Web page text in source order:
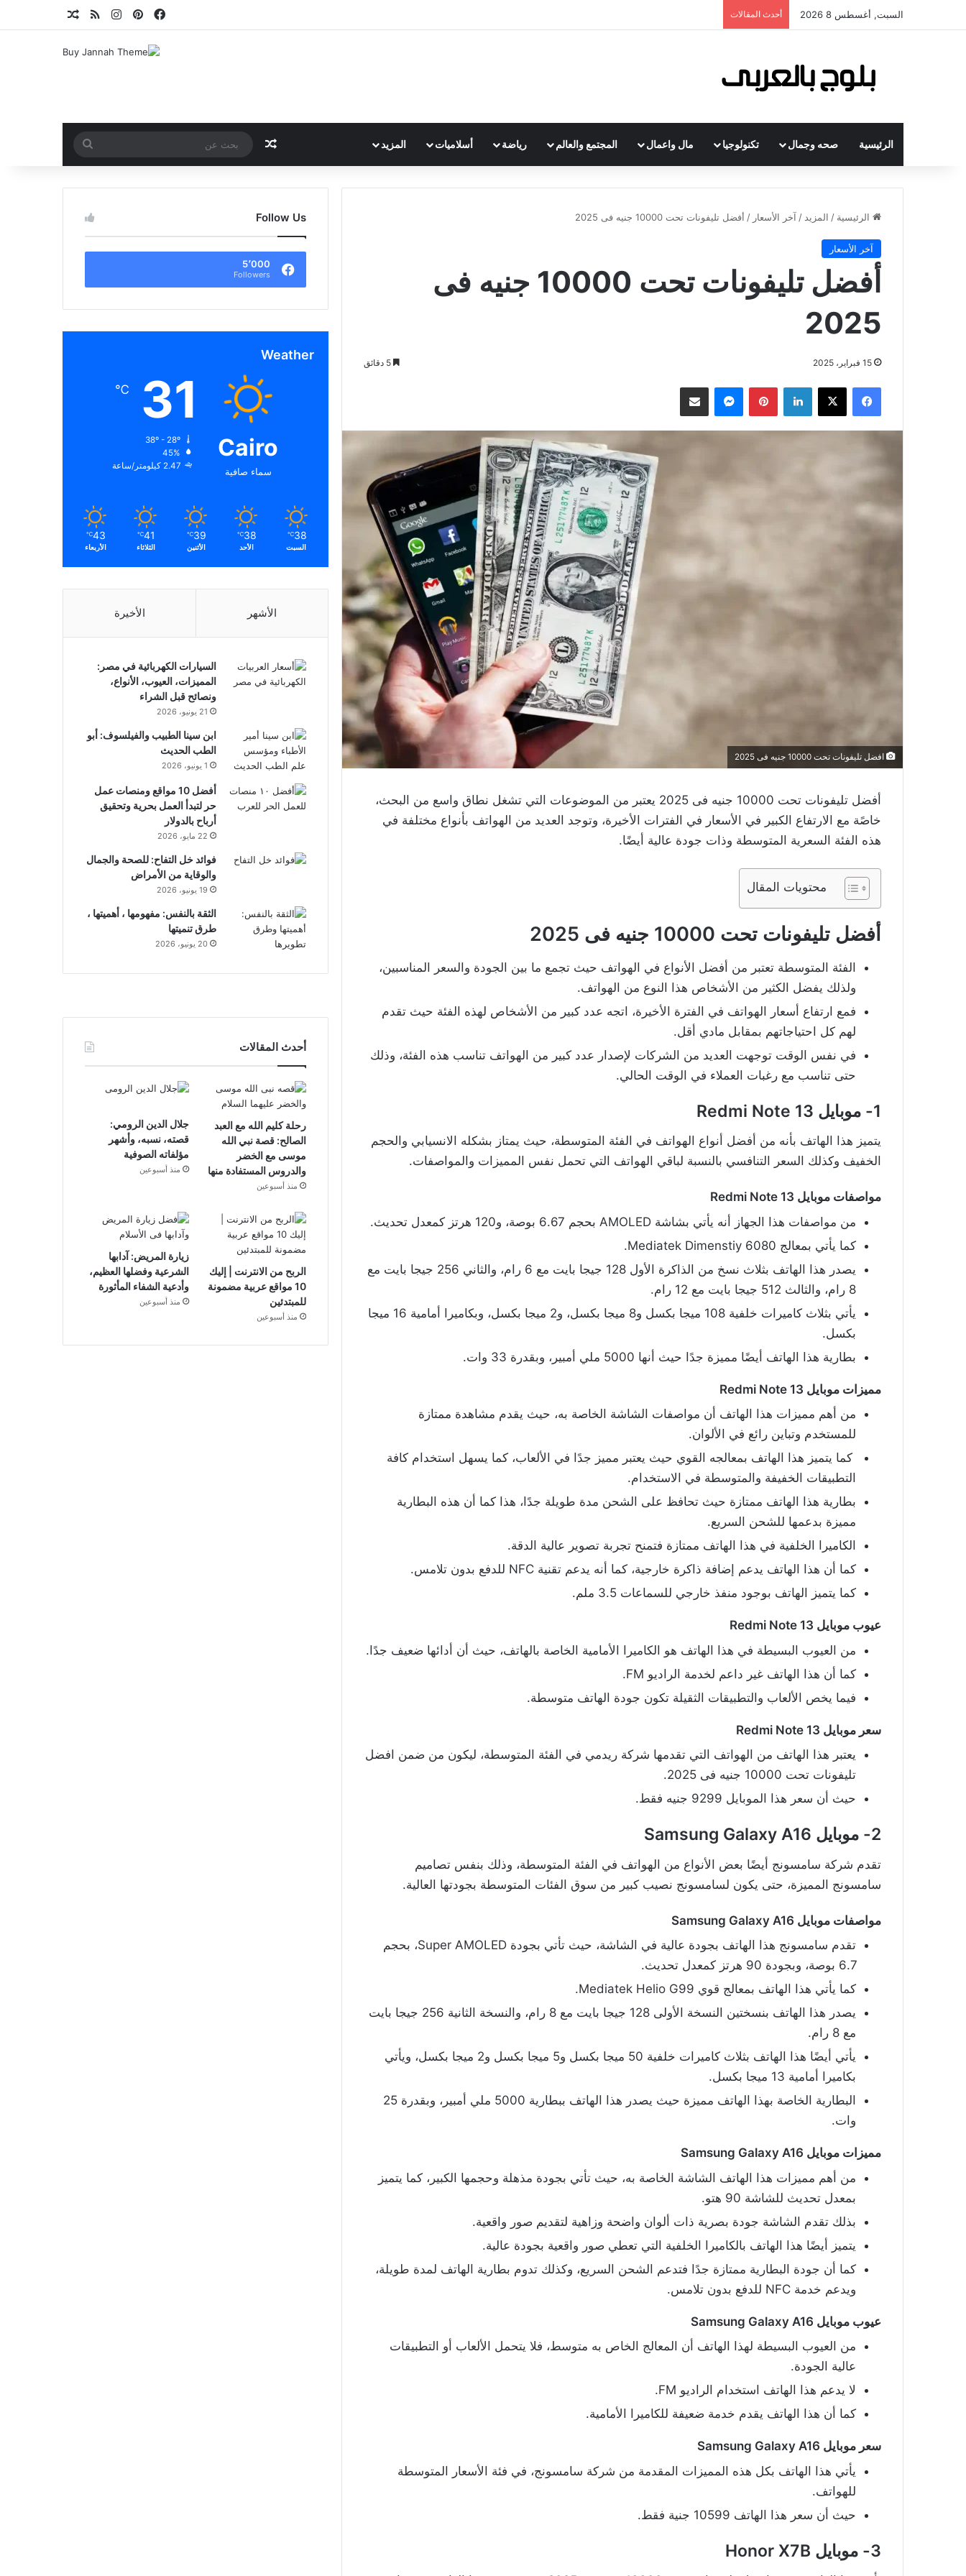
السبت, أغسطس 8 2026 أحدث المقالات فيسبوكبينتيريستانستقرامملخص الموقع RSS
مقال عشوائي
الرئيسية صحه وجمال تكنولوجيا مال واعمال المجتمع والعالم رياضة أسلاميات المزيد مقال عشوائي
بحث
عن
الرئيسية / المزيد / آخر الأسعار / أفضل تليفونات تحت 10000 جنيه فى 2025
آخر الأسعار
أفضل تليفونات تحت 10000 جنيه فى
2025
15 فبراير، 2025
فيسبوك ‫X لينكدإن بينتيريستماسنجر مشاركة عبر البريد
افضل تليفونات تحت 10000 جنيه فى 2025
أفضل تليفونات تحت 10000 جنيه فى 2025 يعتبر من الموضوعات التي تشغل نطاق واسع من البحث،
خاصًة مع الارتفاع الكبير في الأسعار في الفترات الأخيرة، وتوجد العديد من الهواتف بأنواع مختلفة في
هذه الفئة السعرية المتوسطة وذات جودة عالية أيضًا.
محتويات المقال
أفضل تليفونات تحت 10000 جنيه فى 2025
الفئة المتوسطة تعتبر من أفضل الأنواع في الهواتف حيث تجمع ما بين الجودة والسعر المناسبين،
ولذلك يفضل الكثير من الأشخاص هذا النوع من الهواتف.
فمع ارتفاع أسعار الهواتف في الفترة الأخيرة، اتجه عدد كبير من الأشخاص لهذه الفئة حيث تقدم
لهم كل احتياجاتهم بمقابل مادي أقل.
في نفس الوقت توجهت العديد من الشركات لإصدار عدد كبير من الهواتف تناسب هذه الفئة، وذلك
حتى تناسب مع رغبات العملاء في الوقت الحالي.
1- موبايل Redmi Note 13
يتميز هذا الهاتف بأنه من أفضل أنواع الهواتف في الفئة المتوسطة، حيث يمتاز بشكله الانسيابي والحجم
الخفيف وكذلك السعر التنافسي بالنسبة لباقي الهواتف التي تحمل نفس المميزات والمواصفات.
مواصفات موبايل Redmi Note 13
من مواصفات هذا الجهاز أنه يأتي بشاشة AMOLED بحجم 6.67 بوصة، و120 هرتز كمعدل تحديث.
كما يأتي بمعالج Mediatek Dimenstiy 6080.
يصدر هذا الهاتف بثلاث نسخ من الذاكرة الأول 128 جيجا بايت مع 6 رام، والثاني 256 جيجا بايت مع
8 رام، والثالث 512 جيجا بايت مع 12 رام.
يأتي بثلاث كاميرات خلفية 108 ميجا بكسل و8 ميجا بكسل، و2 ميجا بكسل، وبكاميرا أمامية 16 ميجا
بكسل.
بطارية هذا الهاتف أيضًا مميزة جدًا حيث أنها 5000 ملي أمبير، وبقدرة 33 وات.
مميزات موبايل Redmi Note 13
من أهم مميزات هذا الهاتف أن مواصفات الشاشة الخاصة به، حيث يقدم مشاهدة ممتازة
للمستخدم وتباين رائع في الألوان.
كما يتميز هذا الهاتف بمعالجه القوي حيث يعتبر مميز جدًا في الألعاب، كما يسهل استخدام كافة
التطبيقات الخفيفة والمتوسطة في الاستخدام.
بطارية هذا الهاتف ممتازة حيث تحافظ على الشحن مدة طويلة جدًا، هذا كما أن هذه البطارية
مميزة بدعمها للشحن السريع.
الكاميرا الخلفية في هذا الهاتف ممتازة فتمنح تجربة تصوير عالية الدقة.
كما أن هذا الهاتف يدعم إضافة ذاكرة خارجية، كما أنه يدعم تقنية NFC للدفع بدون تلامس.
كما يتميز الهاتف بوجود منفذ خارجي للسماعات 3.5 ملم.
عيوب موبايل Redmi Note 13
من العيوب البسيطة في هذا الهاتف هو الكاميرا الأمامية الخاصة بالهاتف، حيث أن أدائها ضعيف جدًا.
كما أن هذا الهاتف غير داعم لخدمة الراديو FM.
فيما يخص الألعاب والتطبيقات الثقيلة تكون جودة الهاتف متوسطة.
سعر موبايل Redmi Note 13
يعتبر هذا الهاتف من الهواتف التي تقدمها شركة ريدمي في الفئة المتوسطة، ليكون من ضمن افضل
تليفونات تحت 10000 جنيه فى 2025.
حيث أن سعر هذا الموبايل 9299 جنيه فقط.
2- موبايل Samsung Galaxy A16
تقدم شركة سامسونج أيضًا بعض الأنواع من الهواتف في الفئة المتوسطة، وذلك بنفس تصاميم
سامسونج المميزة، حتى يكون لسامسونج نصيب كبير من سوق الفئات المتوسطة بجودتها العالية.
مواصفات موبايل Samsung Galaxy A16
تقدم سامسونج هذا الهاتف بجودة عالية في الشاشة، حيث تأتي بجودة Super AMOLED، بحجم
6.7 بوصة، وبجودة 90 هرتز كمعدل تحديث.
كما يأتي هذا الهاتف بمعالج قوي Mediatek Helio G99.
يصدر هذا الهاتف بنسختين النسخة الأولى 128 جيجا بايت مع 8 رام، والنسخة الثانية 256 جيجا بايت
مع 8 رام.
يأتي أيضًا هذا الهاتف بثلاث كاميرات خلفية 50 ميجا بكسل و5 ميجا بكسل و2 ميجا بكسل، ويأتي
بكاميرا أمامية 13 ميجا بكسل.
البطارية الخاصة بهذا الهاتف مميزة حيث يصدر هذا الهاتف ببطارية 5000 ملي أمبير، وبقدرة 25
وات.
مميزات موبايل Samsung Galaxy A16
من أهم مميزات هذا الهاتف الشاشة الخاصة به، حيث تأتي بجودة مذهلة وحجمها الكبير، كما يتميز
بمعدل تحديث للشاشة 90 هتو.
بذلك تقدم الشاشة جودة بصرية ذات ألوان واضحة وزاهية لتقديم صور واقعية.
يتميز أيضًا هذا الهاتف بالكاميرا الخلفية التي تعطي صور واقعية بجودة عالية.
كما أن جودة البطارية ممتازة جدًا فتدعم الشحن السريع، وكذلك تدوم بطارية الهاتف لمدة طويلة،
ويدعم خدمة NFC للدفع بدون تلامس.
عيوب موبايل Samsung Galaxy A16
من العيوب البسيطة لهذا الهاتف أن المعالج الخاص به متوسط، فلا يتحمل الألعاب أو التطبيقات
عالية الجودة.
لا يدعم هذا الهاتف استخدام الراديو FM.
كما أن هذا الهاتف يقدم خدمة ضعيفة للكاميرا الأمامية.
سعر موبايل Samsung Galaxy A16
يأتي هذا الهاتف بكل هذه المميزات المقدمة من شركة سامسونج، في فئة الأسعار المتوسطة
للهواتف.
حيث أن سعر هذا الهاتف 10599 جنية فقط.
3- موبايل Honor X7B
Follow Us
5٬000
Followers
Weather
Cairo
سماء صافية
31
℃
45%
2.47 كيلومتر/ساعة
38
℃
السبت
38
℃
الأحد
39
℃
الأثنين
41
℃
الثلاثاء
43
℃
الأربعاء
الأشهر الأخيرة
السيارات الكهربائية في مصر:
المميزات، العيوب، الأنواع،
ونصائح قبل الشراء
21 يونيو، 2026
ابن سينا الطبيب والفيلسوف: أبو
الطب الحديث
1 يونيو، 2026
أفضل 10 مواقع ومنصات عمل
حر لتبدأ العمل بحرية وتحقيق
أرباح بالدولار
22 مايو، 2026
فوائد خل التفاح: للصحة والجمال
والوقاية من الأمراض
19 يونيو، 2026
الثقة بالنفس: مفهومها ، أهميتها ،
طرق تنميتها
20 يونيو، 2026
أحدث المقالات
رحلة كليم الله مع العبد
الصالح: قصة نبي الله
موسى مع الخضر
والدروس المستفادة منها
منذ أسبوعين
جلال الدين الرومي:
قصته، نسبه، وأشهر
مؤلفاته الصوفية
منذ أسبوعين
الربح من الانترنت | إليك
10 مواقع عربية مضمونة
للمبتدئين
منذ أسبوعين
زيارة المريض: آدابها
الشرعية وفضلها العظيم،
وأدعية الشفاء المأثورة
منذ أسبوعين